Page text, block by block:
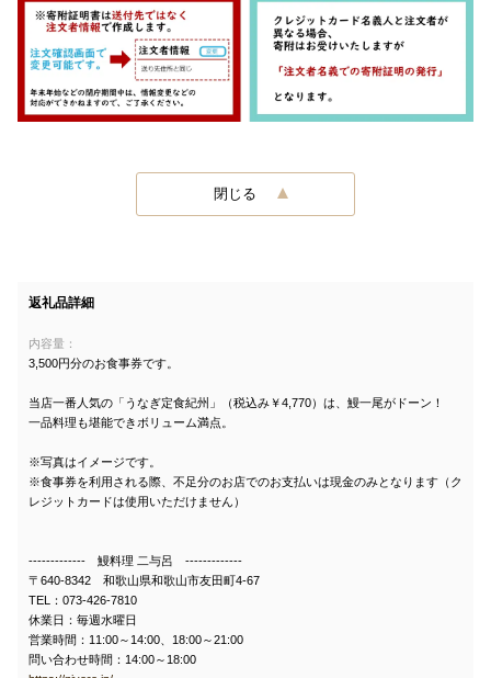
閉じる
返礼品詳細
内容量：
3,500円分のお食事券です。
当店一番人気の「うなぎ定食紀州」（税込み￥4,770）は、鰻一尾がドーン！
一品料理も堪能できボリューム満点。
※写真はイメージです。
※食事券を利用される際、不足分のお店でのお支払いは現金のみとなります（ク
レジットカードは使用いただけません）
------------- 鰻料理 二与呂 -------------
〒640-8342 和歌山県和歌山市友田町4-67
TEL：073-426-7810
休業日：毎週水曜日
営業時間：11:00～14:00、18:00～21:00
問い合わせ時間：14:00～18:00